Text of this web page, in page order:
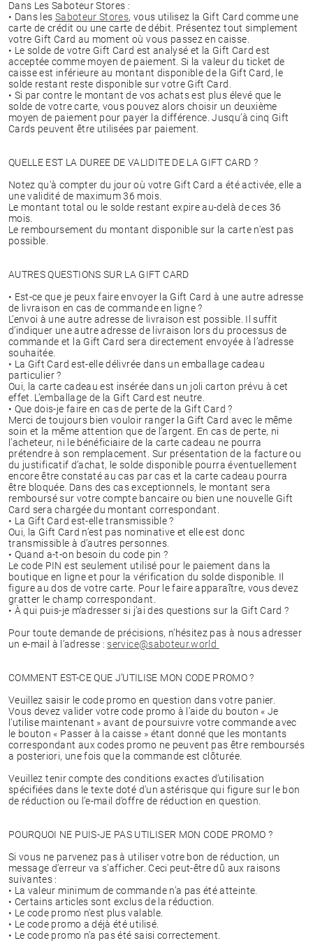
Dans Les Saboteur Stores :
• Dans les Saboteur Stores, vous utilisez la Gift Card comme une
carte de crédit ou une carte de débit. Présentez tout simplement
votre Gift Card au moment où vous passez en caisse.
• Le solde de votre Gift Card est analysé et la Gift Card est
acceptée comme moyen de paiement. Si la valeur du ticket de
caisse est inférieure au montant disponible de la Gift Card, le
solde restant reste disponible sur votre Gift Card.
• Si par contre le montant de vos achats est plus élevé que le
solde de votre carte, vous pouvez alors choisir un deuxième
moyen de paiement pour payer la différence. Jusqu’à cinq Gift
Cards peuvent être utilisées par paiement.
QUELLE EST LA DUREE DE VALIDITE DE LA GIFT CARD ?
Notez qu'à compter du jour où votre Gift Card a été activée, elle a
une validité de maximum 36 mois.
Le montant total ou le solde restant expire au-delà de ces 36
mois.
Le remboursement du montant disponible sur la carte n'est pas
possible.
AUTRES QUESTIONS SUR LA GIFT CARD
• Est-ce que je peux faire envoyer la Gift Card à une autre adresse
de livraison en cas de commande en ligne ?
L’envoi à une autre adresse de livraison est possible. Il suffit
d’indiquer une autre adresse de livraison lors du processus de
commande et la Gift Card sera directement envoyée à l’adresse
souhaitée.
• La Gift Card est-elle délivrée dans un emballage cadeau
particulier ?
Oui, la carte cadeau est insérée dans un joli carton prévu à cet
effet. L’emballage de la Gift Card est neutre.
• Que dois-je faire en cas de perte de la Gift Card ?
Merci de toujours bien vouloir ranger la Gift Card avec le même
soin et la même attention que de l’argent. En cas de perte, ni
l’acheteur, ni le bénéficiaire de la carte cadeau ne pourra
prétendre à son remplacement. Sur présentation de la facture ou
du justificatif d’achat, le solde disponible pourra éventuellement
encore être constaté au cas par cas et la carte cadeau pourra
être bloquée. Dans des cas exceptionnels, le montant sera
remboursé sur votre compte bancaire ou bien une nouvelle Gift
Card sera chargée du montant correspondant.
• La Gift Card est-elle transmissible ?
Oui, la Gift Card n’est pas nominative et elle est donc
transmissible à d’autres personnes.
• Quand a-t-on besoin du code pin ?
Le code PIN est seulement utilisé pour le paiement dans la
boutique en ligne et pour la vérification du solde disponible. Il
figure au dos de votre carte. Pour le faire apparaître, vous devez
gratter le champ correspondant.
• À qui puis-je m'adresser si j’ai des questions sur la Gift Card ?
Pour toute demande de précisions, n’hésitez pas à nous adresser
un e-mail à l’adresse : service@saboteur.world
COMMENT EST-CE QUE J’UTILISE MON CODE PROMO ?
Veuillez saisir le code promo en question dans votre panier.
Vous devez valider votre code promo à l’aide du bouton « Je
l’utilise maintenant » avant de poursuivre votre commande avec
le bouton « Passer à la caisse » étant donné que les montants
correspondant aux codes promo ne peuvent pas être remboursés
a posteriori, une fois que la commande est clôturée.
Veuillez tenir compte des conditions exactes d’utilisation
spécifiées dans le texte doté d’un astérisque qui figure sur le bon
de réduction ou l’e-mail d’offre de réduction en question.
POURQUOI NE PUIS-JE PAS UTILISER MON CODE PROMO ?
Si vous ne parvenez pas à utiliser votre bon de réduction, un
message d’erreur va s’afficher. Ceci peut-être dû aux raisons
suivantes :
• La valeur minimum de commande n’a pas été atteinte.
• Certains articles sont exclus de la réduction.
• Le code promo n’est plus valable.
• Le code promo a déjà été utilisé.
• Le code promo n’a pas été saisi correctement.